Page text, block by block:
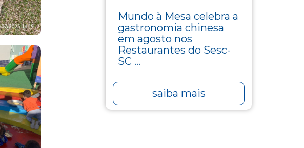
Mundo à Mesa celebra a
gastronomia chinesa
em agosto nos
Restaurantes do Sesc-
SC ...
saiba mais